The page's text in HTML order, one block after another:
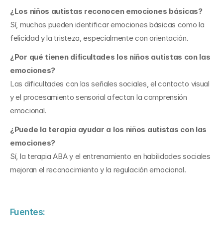
¿Los niños autistas reconocen emociones básicas?
Sí, muchos pueden identificar emociones básicas como la
felicidad y la tristeza, especialmente con orientación.
¿Por qué tienen dificultades los niños autistas con las
emociones?
Las dificultades con las señales sociales, el contacto visual
y el procesamiento sensorial afectan la comprensión
emocional.
¿Puede la terapia ayudar a los niños autistas con las
emociones?
Sí, la terapia ABA y el entrenamiento en habilidades sociales
mejoran el reconocimiento y la regulación emocional.
Fuentes: